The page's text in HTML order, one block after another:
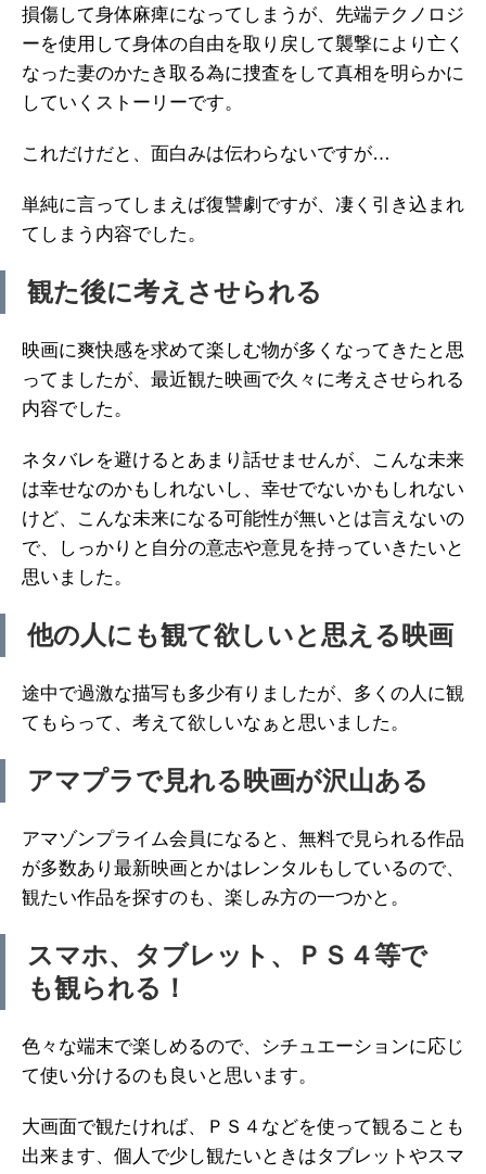
損傷して身体麻痺になってしまうが、先端テクノロジ
ーを使用して身体の自由を取り戻して襲撃により亡く
なった妻のかたき取る為に捜査をして真相を明らかに
していくストーリーです。
これだけだと、面白みは伝わらないですが…
単純に言ってしまえば復讐劇ですが、凄く引き込まれ
てしまう内容でした。
観た後に考えさせられる
映画に爽快感を求めて楽しむ物が多くなってきたと思
ってましたが、最近観た映画で久々に考えさせられる
内容でした。
ネタバレを避けるとあまり話せませんが、こんな未来
は幸せなのかもしれないし、幸せでないかもしれない
けど、こんな未来になる可能性が無いとは言えないの
で、しっかりと自分の意志や意見を持っていきたいと
思いました。
他の人にも観て欲しいと思える映画
途中で過激な描写も多少有りましたが、多くの人に観
てもらって、考えて欲しいなぁと思いました。
アマプラで見れる映画が沢山ある
アマゾンプライム会員になると、無料で見られる作品
が多数あり最新映画とかはレンタルもしているので、
観たい作品を探すのも、楽しみ方の一つかと。
スマホ、タブレット、ＰＳ４等で
も観られる！
色々な端末で楽しめるので、シチュエーションに応じ
て使い分けるのも良いと思います。
大画面で観たければ、ＰＳ４などを使って観ることも
出来ます、個人で少し観たいときはタブレットやスマ